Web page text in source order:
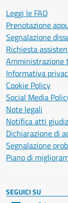
Leggi le FAQ
Prenotazione
Segnalazione
Richiesta
Amministrazione
Informativa
Cookie Policy
Social Media
Note legali
Notifica atti
Dichiarazione di
Segnalazione
Piano di
SEGUICI SU